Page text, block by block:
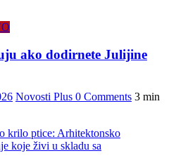
ako dodirnete Julijine
Novosti Plus 0 Comments 3 min